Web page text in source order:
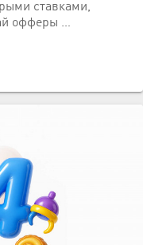
ставками,
офферы …